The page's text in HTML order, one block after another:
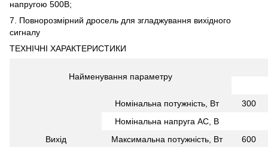
напругою 500В;
7. Повнорозмірний дросель для згладжування вихідного
сигналу
ТЕХНІЧНІ ХАРАКТЕРИСТИКИ
Найменування параметру
Вихід
Номінальна потужність, Вт
300
Номінальна напруга AC, В
Максимальна потужність, Вт
600